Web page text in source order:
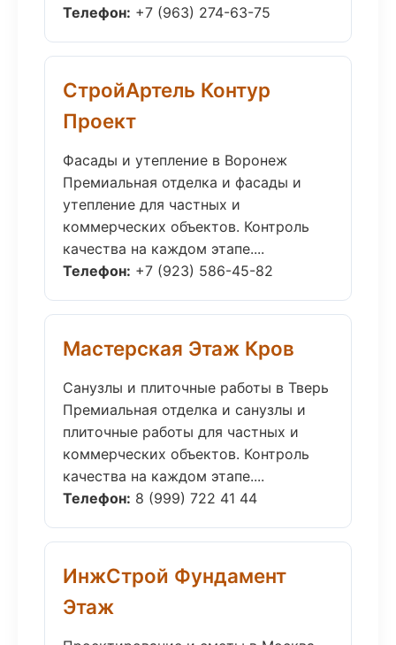
Телефон: +7 (963) 274-63-75
СтройАртель Контур
Проект
Фасады и утепление в Воронеж
Премиальная отделка и фасады и
утепление для частных и
коммерческих объектов. Контроль
качества на каждом этапе....
Телефон: +7 (923) 586-45-82
Мастерская Этаж Кров
Санузлы и плиточные работы в Тверь
Премиальная отделка и санузлы и
плиточные работы для частных и
коммерческих объектов. Контроль
качества на каждом этапе....
Телефон: 8 (999) 722 41 44
ИнжСтрой Фундамент
Этаж